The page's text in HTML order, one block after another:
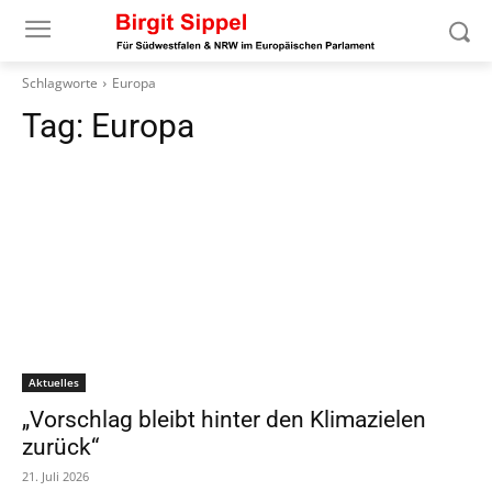
Schlagworte Europa
Tag: Europa
Aktuelles
„Vorschlag bleibt hinter den Klimazielen
zurück“
21. Juli 2026